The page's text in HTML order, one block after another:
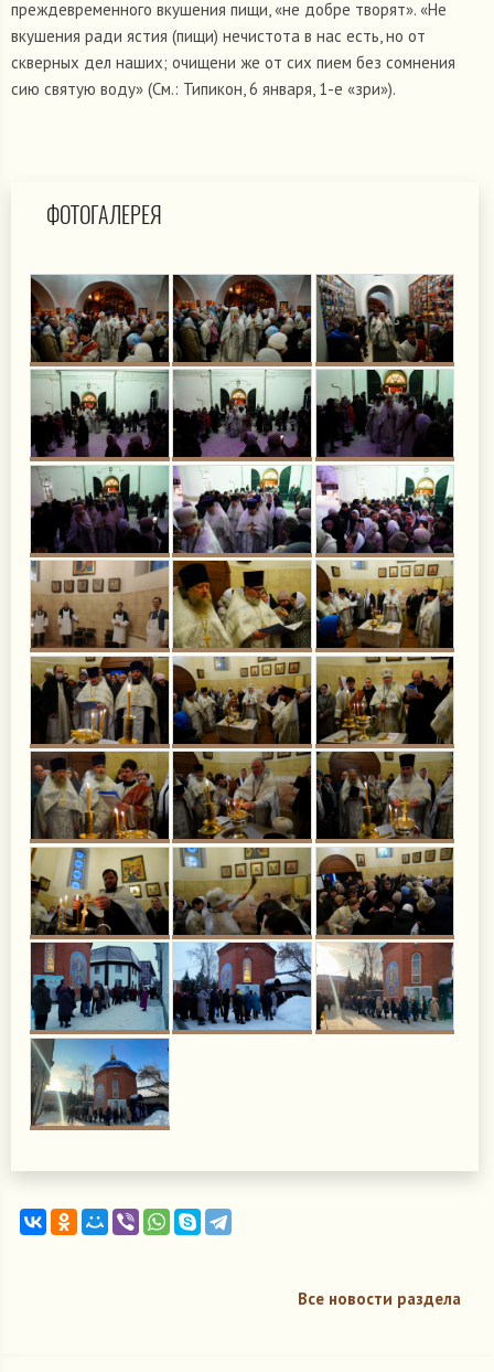
преждевременного вкушения пищи, «не добре творят». «Не
вкушения ради ястия (пищи) нечистота в нас есть, но от
скверных дел наших; очищени же от сих пием без сомнения
сию святую воду» (См.: Типикон, 6 января, 1-е «зри»).
ФОТОГАЛЕРЕЯ
Все новости раздела